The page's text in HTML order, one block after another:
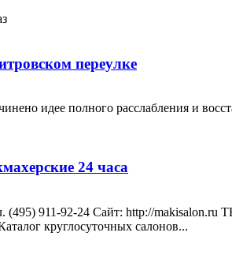
переулке
идее полного расслабления и
24 часа
911-92-24 Сайт: http://
круглосуточных салонов...